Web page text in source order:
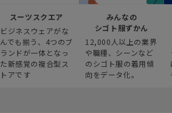
スーツスクエア
ビジネスウェアがな
んでも揃う、4つのブ
ランドが一体となっ
た新感覚の複合型ス
トアです
みんなの
シゴト服ずかん
12,000人以上の業界
や職種、シーンなど
のシゴト服の着用傾
向をデータ化。